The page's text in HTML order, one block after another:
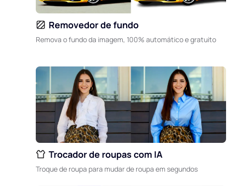
Removedor de fundo
Remova o fundo da imagem, 100% automático e gratuito
Trocador de roupas com IA
Troque de roupa para mudar de roupa em segundos